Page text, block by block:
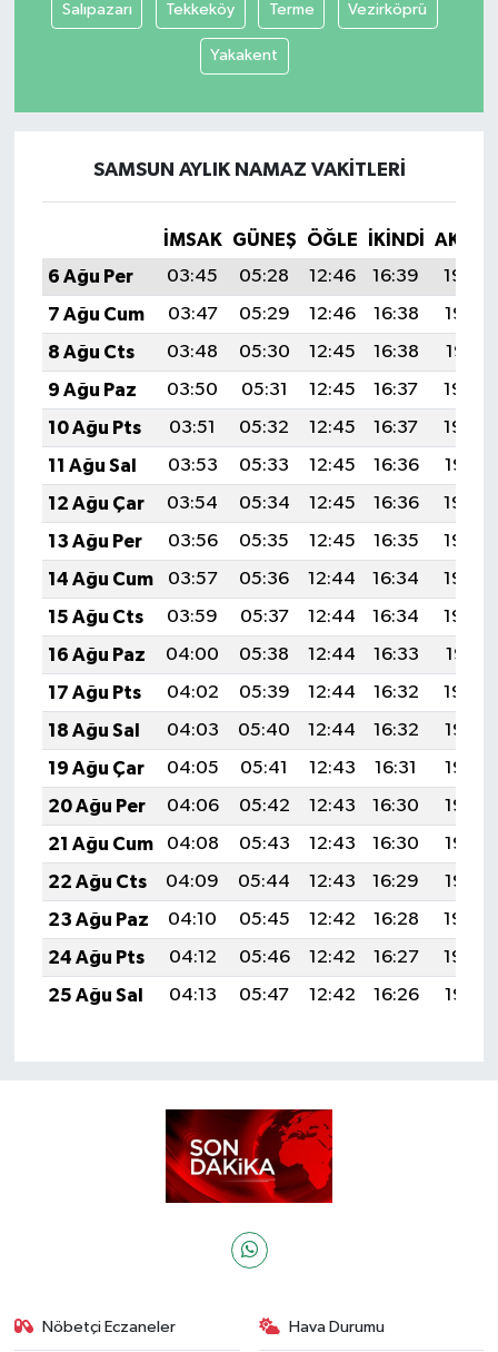
Salıpazarı Tekkeköy Terme Vezirköprü
Yakakent
SAMSUN AYLIK NAMAZ VAKITLERI
İMSAK GÜNEŞ ÖĞLE İKINDI
6 Ağu Per
03:45 05:28 12:46 16:39
19:54
7 Ağu Cum
03:47 05:29 12:46 16:38
19:53
8 Ağu Cts
03:48 05:30 12:45 16:38
19:51
9 Ağu Paz
03:50 05:31 12:45 16:37
19:50
10 Ağu Pts
03:51 05:32 12:45 16:37
19:49
11 Ağu Sal
03:53 05:33 12:45 16:36
19:47
12 Ağu Çar
03:54 05:34 12:45 16:36
19:46
13 Ağu Per
03:56 05:35 12:45 16:35
19:45
14 Ağu Cum
03:57 05:36 12:44 16:34
19:43
15 Ağu Cts
03:59 05:37 12:44 16:34
19:42
16 Ağu Paz
04:00 05:38 12:44 16:33
19:41
17 Ağu Pts
04:02 05:39 12:44 16:32
19:39
18 Ağu Sal
04:03 05:40 12:44 16:32
19:38
19 Ağu Çar
04:05 05:41 12:43 16:31
19:36
20 Ağu Per
04:06 05:42 12:43 16:30
19:35
21 Ağu Cum
04:08 05:43 12:43 16:30
19:33
22 Ağu Cts
04:09 05:44 12:43 16:29
19:32
23 Ağu Paz
04:10 05:45 12:42 16:28
19:30
24 Ağu Pts
04:12 05:46 12:42 16:27
19:29
25 Ağu Sal
04:13 05:47 12:42 16:26 19:27
Nöbetçi Eczaneler Hava Durumu